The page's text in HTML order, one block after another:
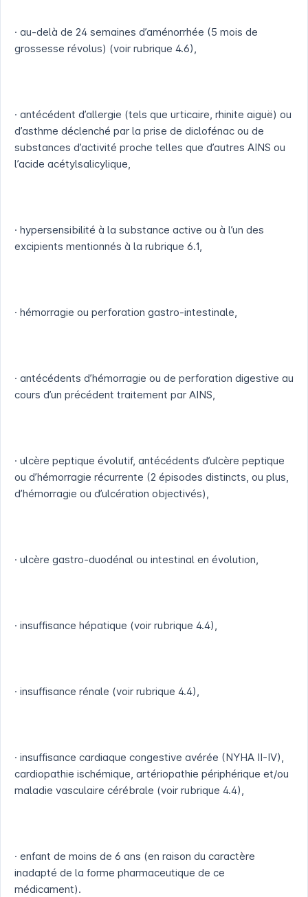
· au-delà de 24 semaines d’aménorrhée (5 mois de
grossesse révolus) (voir rubrique 4.6),
· antécédent d’allergie (tels que urticaire, rhinite aiguë) ou
d’asthme déclenché par la prise de diclofénac ou de
substances d’activité proche telles que d’autres AINS ou
l’acide acétylsalicylique,
· hypersensibilité à la substance active ou à l’un des
excipients mentionnés à la rubrique 6.1,
· hémorragie ou perforation gastro-intestinale,
· antécédents d’hémorragie ou de perforation digestive au
cours d’un précédent traitement par AINS,
· ulcère peptique évolutif, antécédents d’ulcère peptique
ou d’hémorragie récurrente (2 épisodes distincts, ou plus,
d’hémorragie ou d’ulcération objectivés),
· ulcère gastro-duodénal ou intestinal en évolution,
· insuffisance hépatique (voir rubrique 4.4),
· insuffisance rénale (voir rubrique 4.4),
· insuffisance cardiaque congestive avérée (NYHA II-IV),
cardiopathie ischémique, artériopathie périphérique et/ou
maladie vasculaire cérébrale (voir rubrique 4.4),
· enfant de moins de 6 ans (en raison du caractère
inadapté de la forme pharmaceutique de ce
médicament).